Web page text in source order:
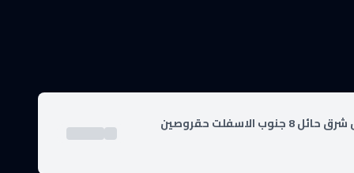
قطعة الارض الزراعية رقم 12 مخطط الزراعى 40 الواقع 24 كم شمال شرق حائل 8 جنوب الاسفلت حقروصين